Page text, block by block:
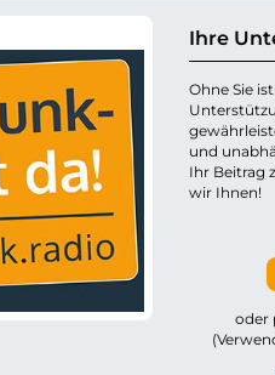
Ihre
Ohne Sie
und
Ihr Beitrag
wir Ihnen!
oder